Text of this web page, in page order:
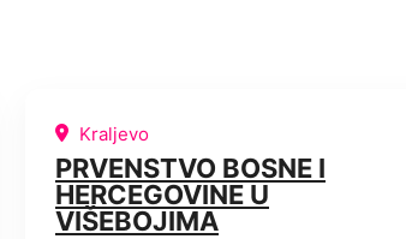
Kraljevo
PRVENSTVO BOSNE I
HERCEGOVINE U
VIŠEBOJIMA